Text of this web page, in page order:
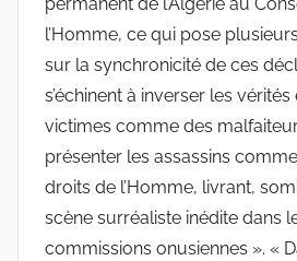
permanent de l’Algérie au
l’Homme, ce qui pose
sur la synchronicité de ces
s’échinent à inverser les
victimes comme des
présenter les assassins
droits de l’Homme, livrant,
scène surréaliste inédite dans
commissions onusiennes ». «